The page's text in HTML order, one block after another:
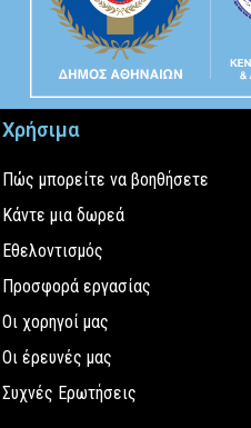
Χρήσιμα
Πώς μπορείτε να βοηθήσετε
Κάντε μια δωρεά
Εθελοντισμός
Προσφορά εργασίας
Οι χορηγοί μας
Οι έρευνές μας
Συχνές Ερωτήσεις